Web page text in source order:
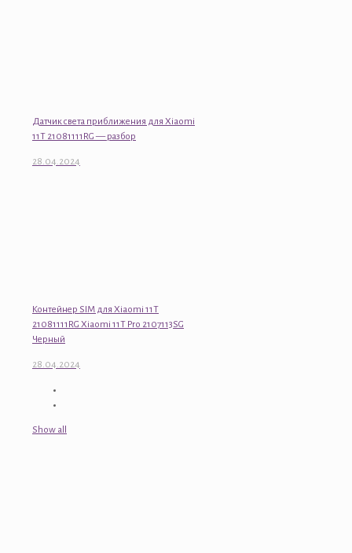
Датчик света приближения для Xiaomi
11T 21081111RG — разбор
28.04.2024
Контейнер SIM для Xiaomi 11T
21081111RG Xiaomi 11T Pro 2107113SG
Черный
28.04.2024
Show all